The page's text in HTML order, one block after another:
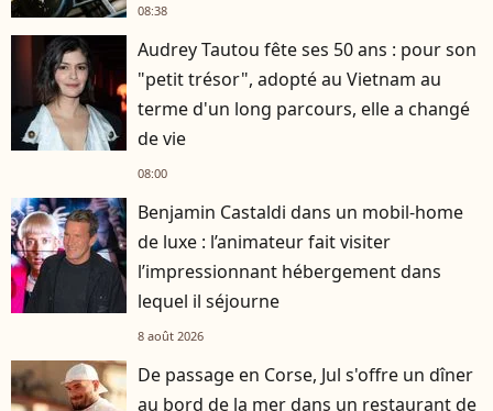
08:38
Audrey Tautou fête ses 50 ans : pour son
"petit trésor", adopté au Vietnam au
terme d'un long parcours, elle a changé
de vie
08:00
Benjamin Castaldi dans un mobil-home
de luxe : l’animateur fait visiter
l’impressionnant hébergement dans
lequel il séjourne
8 août 2026
De passage en Corse, Jul s'offre un dîner
au bord de la mer dans un restaurant de